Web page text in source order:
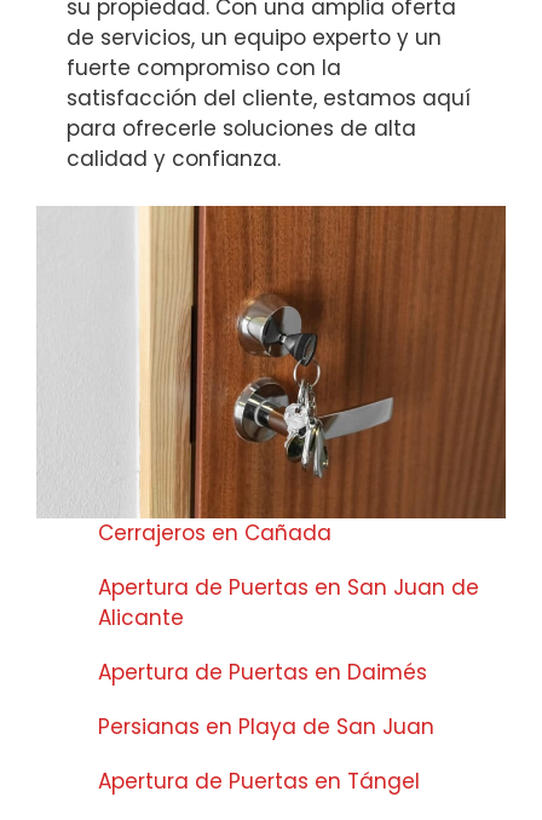
su propiedad. Con una amplia oferta
de servicios, un equipo experto y un
fuerte compromiso con la
satisfacción del cliente, estamos aquí
para ofrecerle soluciones de alta
calidad y confianza.
Cerrajeros en Cañada
Apertura de Puertas en San Juan de
Alicante
Apertura de Puertas en Daimés
Persianas en Playa de San Juan
Apertura de Puertas en Tángel